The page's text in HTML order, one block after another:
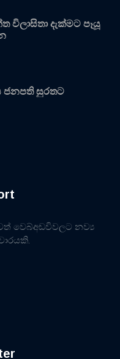
විලාසිතා දැක්මට පෑයූ
ජනපති සුරතට
වෙබ්අඩවිවලට නව්‍ය